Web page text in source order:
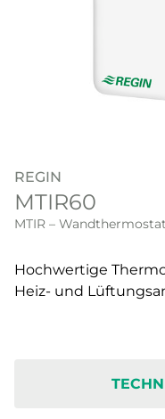
REGIN
MTIR60
MTIR – Wandthermostat
Hochwertige
Heiz- und